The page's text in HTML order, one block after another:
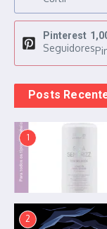
Pinterest
Seguidores
Posts
1
2